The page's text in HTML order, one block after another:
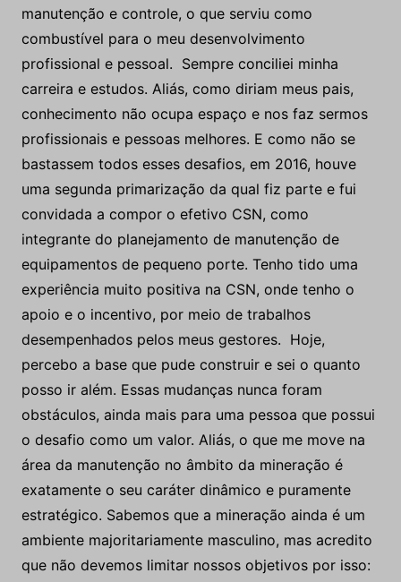
manutenção e controle, o que serviu como
combustível para o meu desenvolvimento
profissional e pessoal. Sempre conciliei minha
carreira e estudos. Aliás, como diriam meus pais,
conhecimento não ocupa espaço e nos faz sermos
profissionais e pessoas melhores. E como não se
bastassem todos esses desafios, em 2016, houve
uma segunda primarização da qual fiz parte e fui
convidada a compor o efetivo CSN, como
integrante do planejamento de manutenção de
equipamentos de pequeno porte. Tenho tido uma
experiência muito positiva na CSN, onde tenho o
apoio e o incentivo, por meio de trabalhos
desempenhados pelos meus gestores. Hoje,
percebo a base que pude construir e sei o quanto
posso ir além. Essas mudanças nunca foram
obstáculos, ainda mais para uma pessoa que possui
o desafio como um valor. Aliás, o que me move na
área da manutenção no âmbito da mineração é
exatamente o seu caráter dinâmico e puramente
estratégico. Sabemos que a mineração ainda é um
ambiente majoritariamente masculino, mas acredito
que não devemos limitar nossos objetivos por isso: